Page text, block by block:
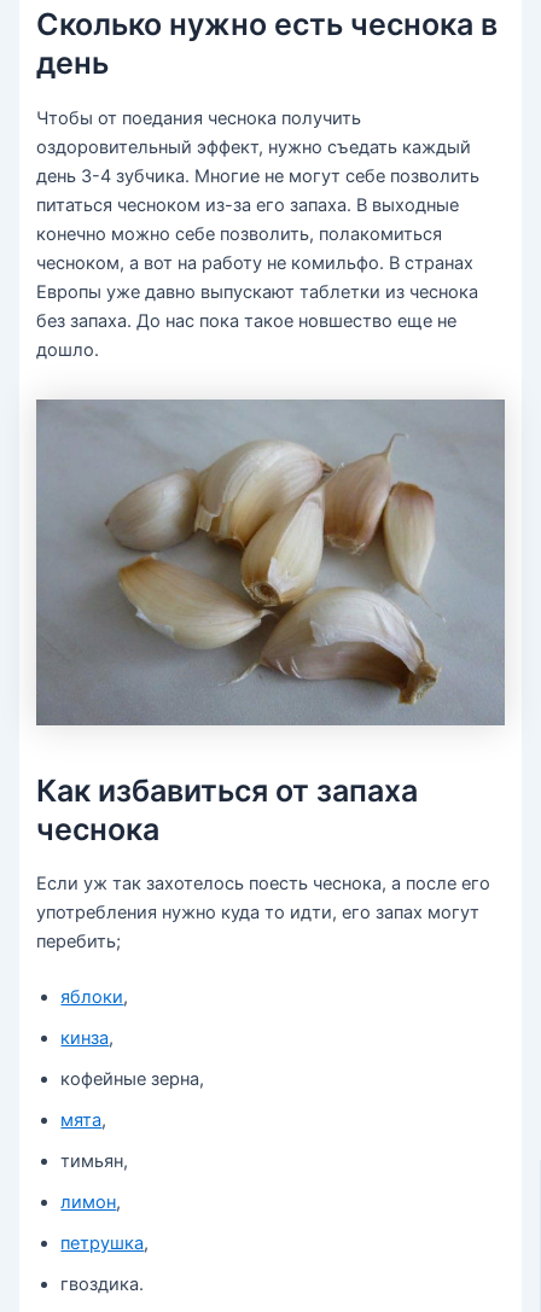
Сколько нужно есть чеснока в
день
Чтобы от поедания чеснока получить
оздоровительный эффект, нужно съедать каждый
день 3-4 зубчика. Многие не могут себе позволить
питаться чесноком из-за его запаха. В выходные
конечно можно себе позволить, полакомиться
чесноком, а вот на работу не комильфо. В странах
Европы уже давно выпускают таблетки из чеснока
без запаха. До нас пока такое новшество еще не
дошло.
Как избавиться от запаха
чеснока
Если уж так захотелось поесть чеснока, а после его
употребления нужно куда то идти, его запах могут
перебить;
яблоки,
кинза,
кофейные зерна,
мята,
тимьян,
лимон,
петрушка,
гвоздика.